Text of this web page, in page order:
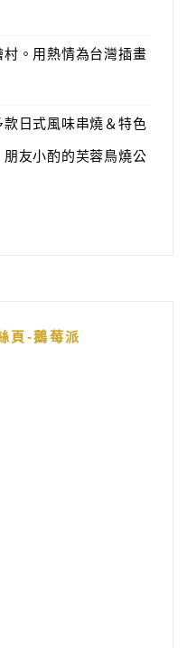
。用熱情為台灣插畫
日式風味串燒＆特色
友小酌的芙蓉鳥燒公
頁-鵝莓派